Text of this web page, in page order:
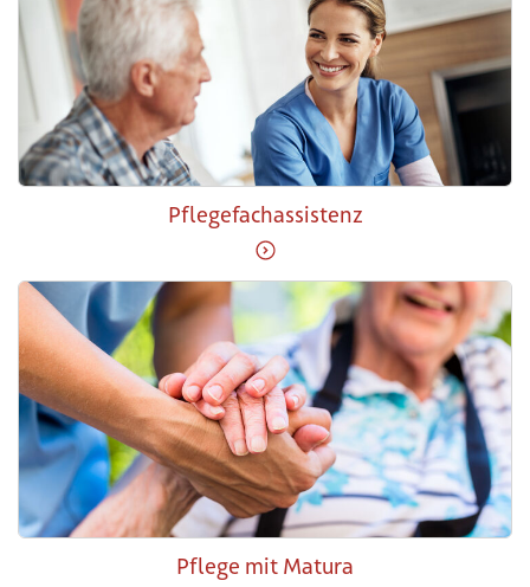
Pflegefachassistenz
Weiter zu
Pflege mit Matura